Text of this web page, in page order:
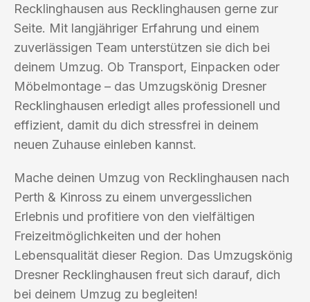
Recklinghausen aus Recklinghausen gerne zur
Seite. Mit langjähriger Erfahrung und einem
zuverlässigen Team unterstützen sie dich bei
deinem Umzug. Ob Transport, Einpacken oder
Möbelmontage – das Umzugskönig Dresner
Recklinghausen erledigt alles professionell und
effizient, damit du dich stressfrei in deinem
neuen Zuhause einleben kannst.
Mache deinen Umzug von Recklinghausen nach
Perth & Kinross zu einem unvergesslichen
Erlebnis und profitiere von den vielfältigen
Freizeitmöglichkeiten und der hohen
Lebensqualität dieser Region. Das Umzugskönig
Dresner Recklinghausen freut sich darauf, dich
bei deinem Umzug zu begleiten!